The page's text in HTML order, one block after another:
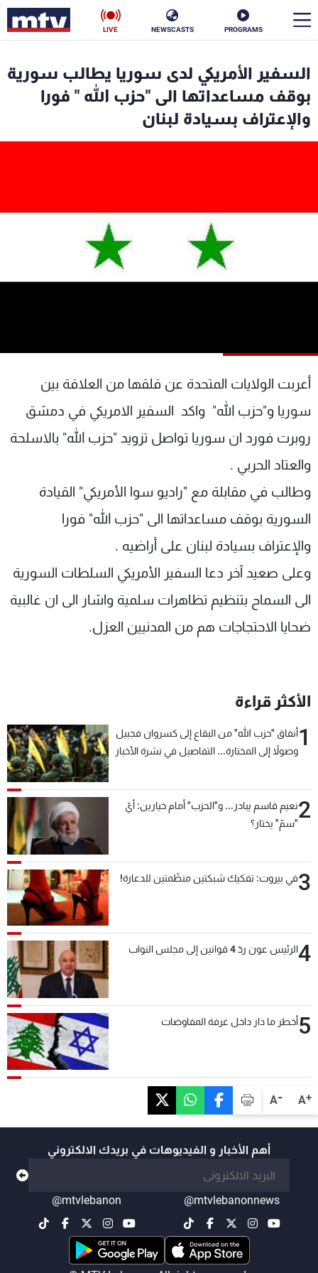
PROGRAMS
NEWSCASTS
LIVE
A+
A-
السفير الأمريكي لدى سوريا يطالب سورية
بوقف مساعداتها الى "حزب الله " فورا
والإعتراف بسيادة لبنان
أعربت الولايات المتحدة عن قلقها من العلاقة بين
سوريا و"حزب الله" واكد السفير الامريكي في دمشق
روبرت فورد ان سوريا تواصل تزويد "حزب الله" بالاسلحة
والعتاد الحربي .
وطالب في مقابلة مع "راديو سوا الأمريكي" القيادة
السورية بوقف مساعداتها الى "حزب الله" فورا
والإعتراف بسيادة لبنان على أراضيه .
وعلى صعيد آخر دعا السفير الأمريكي السلطات السورية
الى السماح بتنظيم تظاهرات سلمية واشار الى ان غالبية
ضحايا الاحتجاجات هم من المدنيين العزل.
الأكثر قراءة
1أنفاق "حزب الله" من البقاع إلى كسروان فجبيل
وصولاً إلى المختارة... التفاصيل في نشرة الأخبار
2نعيم قاسم يبادر... و"الحزب" أمام خيارين: أيّ
"سمّ" يختار؟
3في بيروت: تفكيك شبكتين منظّمتين للدعارة!
4الرئيس عون ردّ 4 قوانين إلى مجلس النواب
5أخطر ما دار داخل غرفة المفاوضات
أهم الأخبار و الفيديوهات في بريدك الالكتروني
@mtvlebanonnews
@mtvlebanon
الأخبار
سياسة ناس
الترددات
الإنـتـاج
تواصل معنا
سياسة الخصوصية